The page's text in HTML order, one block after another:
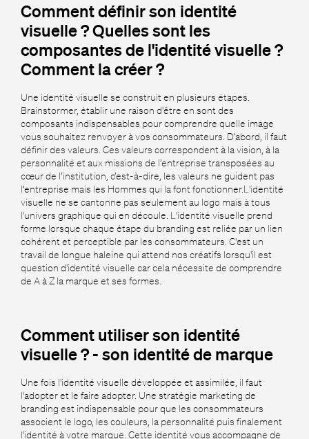
Comment définir son identité
visuelle ? Quelles sont les
composantes de l'identité visuelle ?
Comment la créer ?
Une identité visuelle se construit en plusieurs étapes.
Brainstormer, établir une raison d'être en sont des
composants indispensables pour comprendre quelle image
vous souhaitez renvoyer à vos consommateurs. D’abord, il faut
définir des valeurs. Ces valeurs correspondent à la vision, à la
personnalité et aux missions de l’entreprise transposées au
cœur de l’institution, c’est-à-dire, les valeurs ne guident pas
l’entreprise mais les Hommes qui la font fonctionner.L'identité
visuelle ne se cantonne pas seulement au logo mais à tous
l'univers graphique qui en découle. L'identité visuelle prend
forme lorsque chaque étape du branding est reliée par un lien
cohérent et perceptible par les consommateurs. C'est un
travail de longue haleine qui attend nos créatifs lorsqu'il est
question d'identité visuelle car cela nécessite de comprendre
de A à Z la marque et ses formes.
Comment utiliser son identité
visuelle ? - son identité de marque
Une fois l'identité visuelle développée et assimilée, il faut
l'adopter et le faire adopter. Une stratégie marketing de
branding est indispensable pour que les consommateurs
associent le logo, les couleurs, la personnalité puis finalement
l'identité à votre marque. Cette identité vous accompagne de